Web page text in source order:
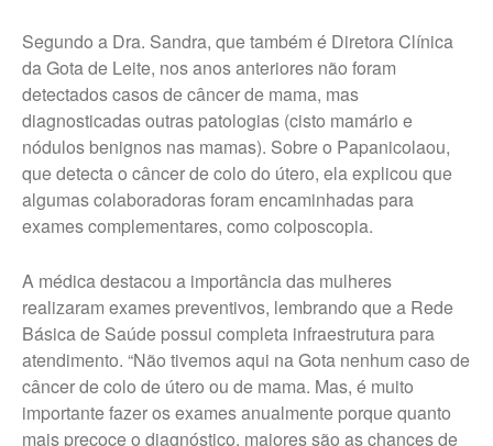
Segundo a Dra. Sandra, que também é Diretora Clínica
da Gota de Leite, nos anos anteriores não foram
detectados casos de câncer de mama, mas
diagnosticadas outras patologias (cisto mamário e
nódulos benignos nas mamas). Sobre o Papanicolaou,
que detecta o câncer de colo do útero, ela explicou que
algumas colaboradoras foram encaminhadas para
exames complementares, como colposcopia.
A médica destacou a importância das mulheres
realizaram exames preventivos, lembrando que a Rede
Básica de Saúde possui completa infraestrutura para
atendimento. “Não tivemos aqui na Gota nenhum caso de
câncer de colo de útero ou de mama. Mas, é muito
importante fazer os exames anualmente porque quanto
mais precoce o diagnóstico, maiores são as chances de